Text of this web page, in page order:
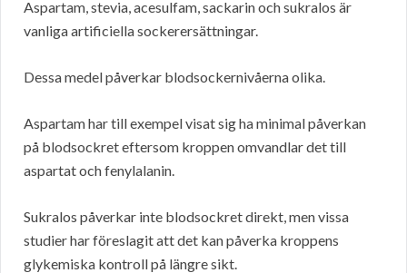
Aspartam, stevia, acesulfam, sackarin och sukralos är
vanliga artificiella sockerersättningar.
Dessa medel påverkar blodsockernivåerna olika.
Aspartam har till exempel visat sig ha minimal påverkan
på blodsockret eftersom kroppen omvandlar det till
aspartat och fenylalanin.
Sukralos påverkar inte blodsockret direkt, men vissa
studier har föreslagit att det kan påverka kroppens
glykemiska kontroll på längre sikt.